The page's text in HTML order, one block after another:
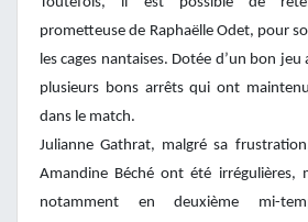
prometteuse de Raphaëlle Odet, pour
les cages nantaises. Dotée d’un bon
plusieurs bons arrêts qui ont
dans le match.
Julianne Gathrat, malgré sa
Amandine Béché ont été irrégulières,
notamment en deuxième mi-